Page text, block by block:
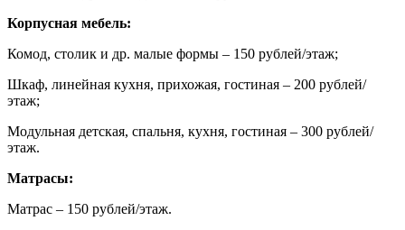
Корпусная мебель:
Комод, столик и др. малые формы – 150 рублей/этаж;
Шкаф, линейная кухня, прихожая, гостиная – 200 рублей/
этаж;
Модульная детская, спальня, кухня, гостиная – 300 рублей/
этаж.
Матрасы:
Матрас – 150 рублей/этаж.